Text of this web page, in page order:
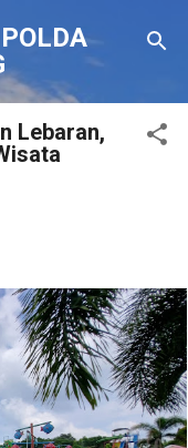
Lebaran,